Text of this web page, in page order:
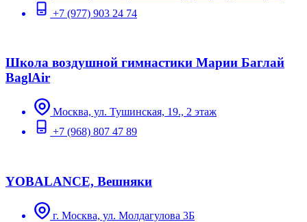
+7 (977) 903 24 74
Школа воздушной гимнастики Марии Баглай
BaglAir
Москва, ул. Тушинская, 19., 2 этаж
+7 (968) 807 47 89
YOBALANCE, Вешняки
г. Москва, ул. Молдагулова 3Б